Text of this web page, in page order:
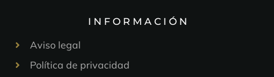
INFORMACIÓN
Aviso legal
Política de privacidad